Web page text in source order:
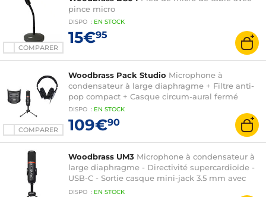
COMPARER
pince micro
DISPO : EN STOCK
15€95
COMPARER
Woodbrass Pack Studio Microphone à
condensateur à large diaphragme + Filtre anti-
pop compact + Casque circum-aural fermé
DISPO : EN STOCK
109€90
Woodbrass UM3 Microphone à condensateur à
large diaphragme - Directivité supercardioïde -
USB-C - Sortie casque mini-jack 3.5 mm avec
volume dédié - Trépied + pince
DISPO : EN STOCK